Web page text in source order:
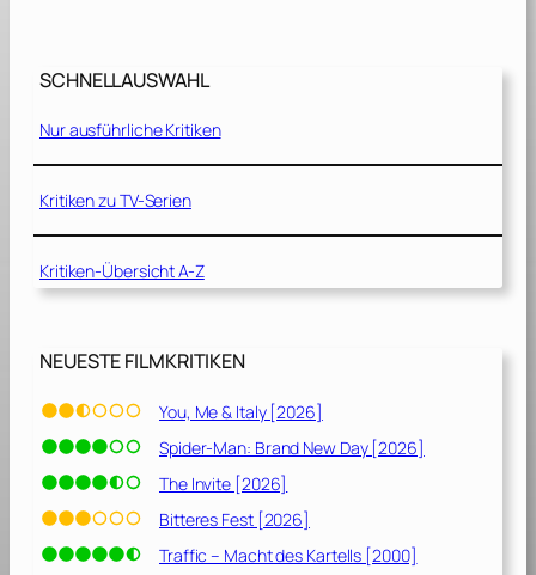
t
e
L
i
t
[
0
9
SCHNELLAUSWAHL
Nur ausführliche Kritiken
Kritiken zu TV-Serien
Kritiken-Übersicht A-Z
NEUESTE FILMKRITIKEN
You, Me & Italy [2026]
Spider-Man: Brand New Day [2026]
The Invite [2026]
Bitteres Fest [2026]
Traffic – Macht des Kartells [2000]